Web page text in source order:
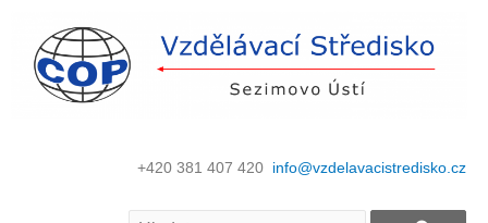
+420 381 407 420 info@vzdelavacistredisko.cz